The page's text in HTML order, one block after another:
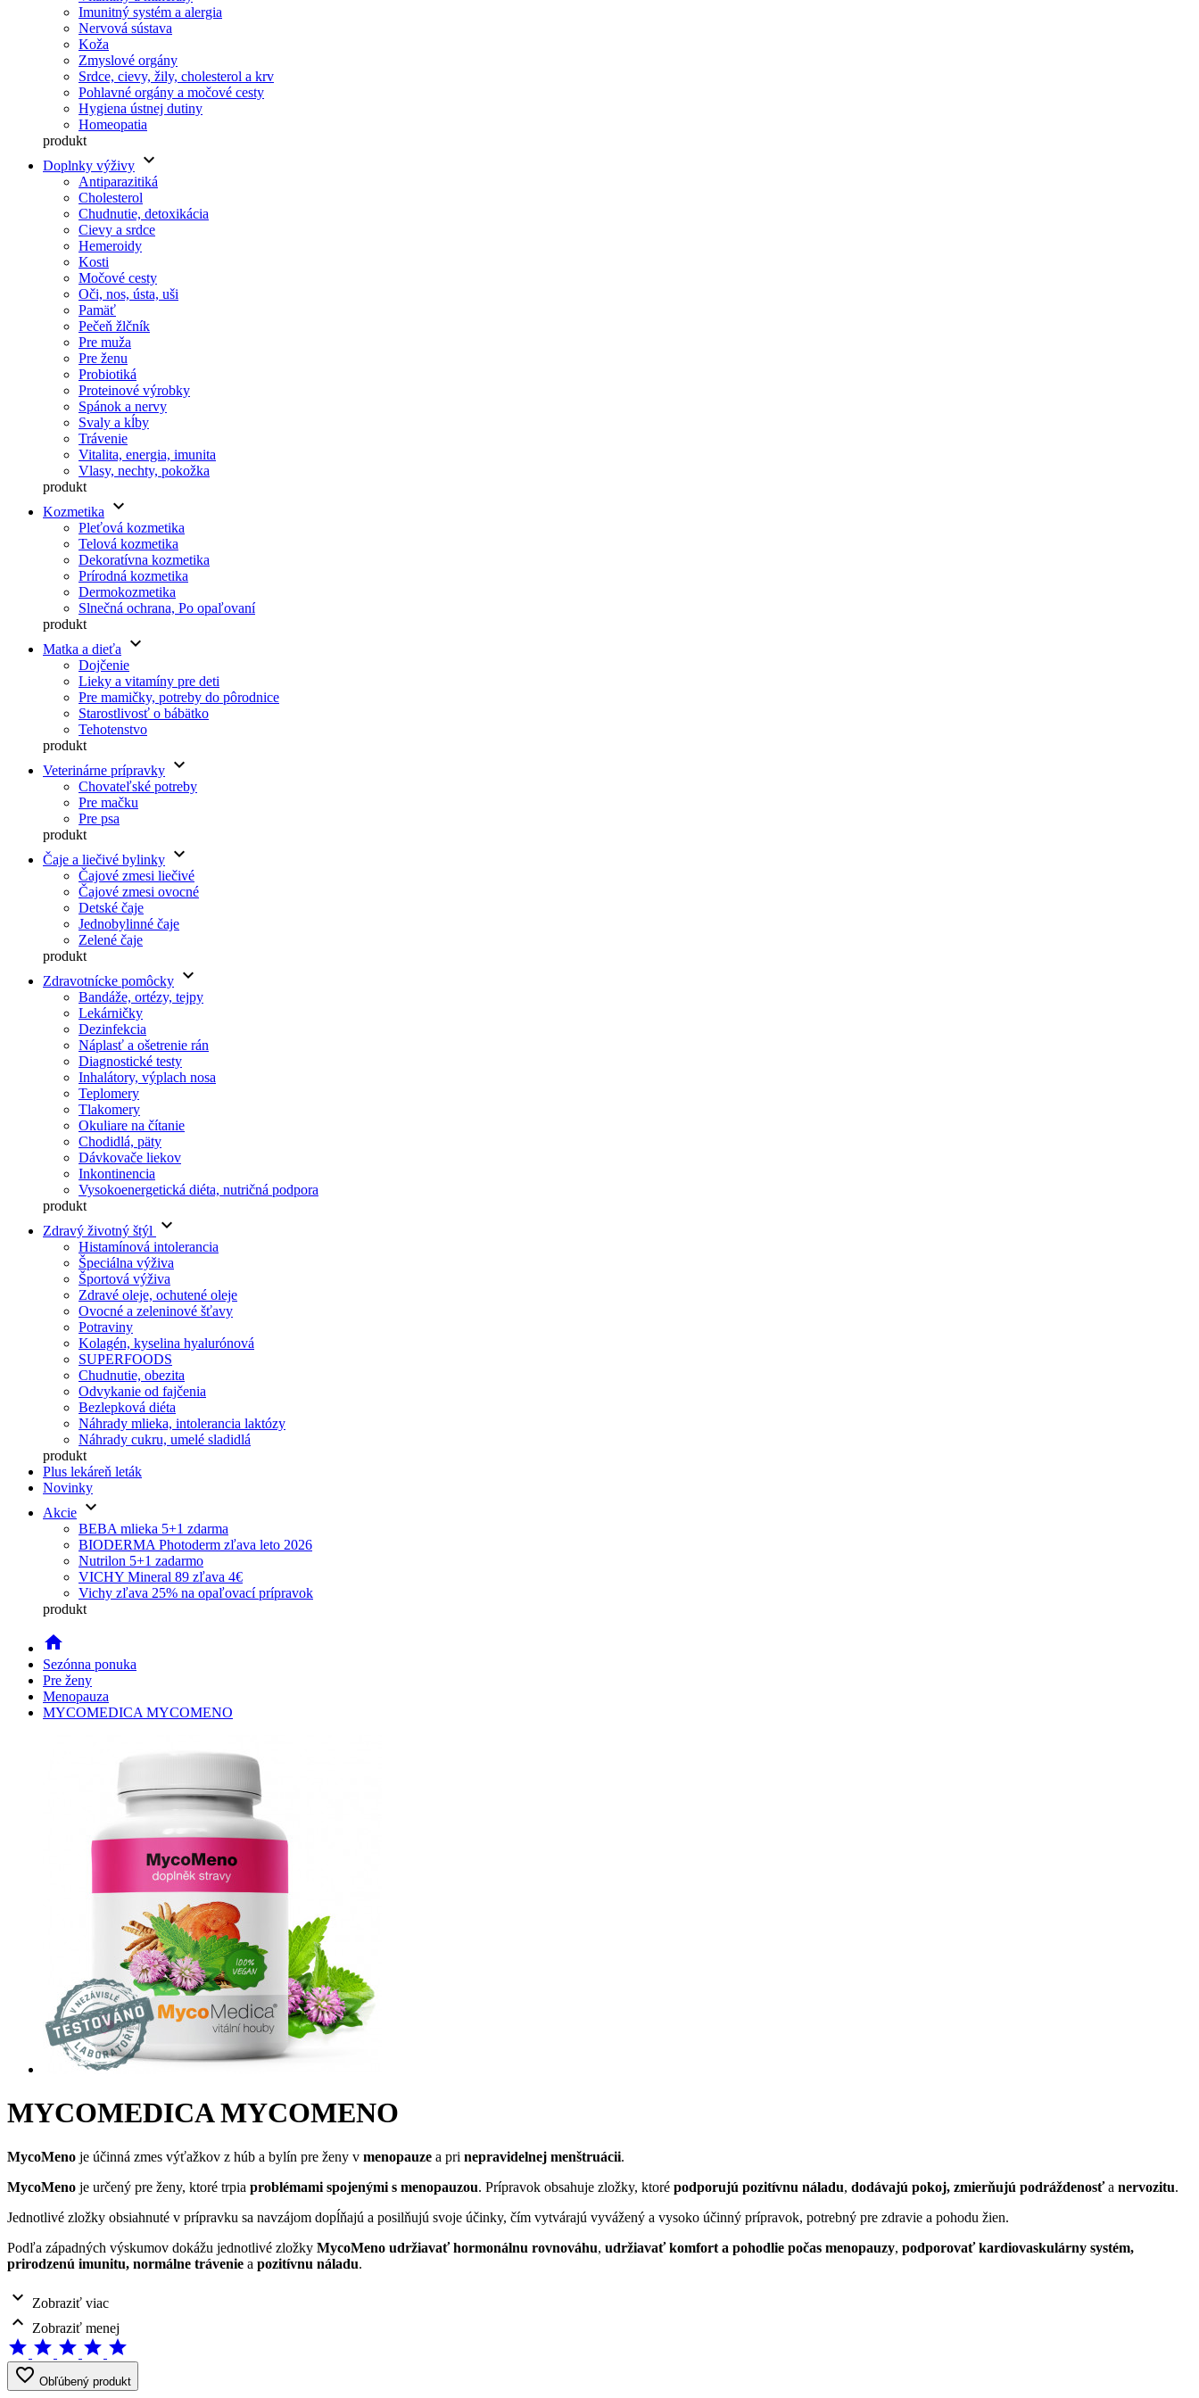
Imunitný systém a alergia
Nervová sústava
Koža
Zmyslové orgány
Srdce, cievy, žily, cholesterol a krv
Pohlavné orgány a močové cesty
Hygiena ústnej dutiny
Homeopatia
produkt
Doplnky výživy keyboard_arrow_down
Antiparazitiká
Cholesterol
Chudnutie, detoxikácia
Cievy a srdce
Hemeroidy
Kosti
Močové cesty
Oči, nos, ústa, uši
Pamäť
Pečeň žlčník
Pre muža
Pre ženu
Probiotiká
Proteinové výrobky
Spánok a nervy
Svaly a kĺby
Trávenie
Vitalita, energia, imunita
Vlasy, nechty, pokožka
produkt
Kozmetika
keyboard_arrow_down
Pleťová kozmetika
Telová kozmetika
Dekoratívna kozmetika
Prírodná kozmetika
Dermokozmetika
Slnečná ochrana, Po opaľovaní
produkt
Matka a dieťa
keyboard_arrow_down
Dojčenie
Lieky a vitamíny pre deti
Pre mamičky, potreby do pôrodnice
Starostlivosť o bábätko
Tehotenstvo
produkt
Veterinárne prípravky keyboard_arrow_down
Chovateľské potreby
Pre mačku
Pre psa
produkt
Čaje a liečivé bylinky keyboard_arrow_down
Čajové zmesi liečivé
Čajové zmesi ovocné
Detské čaje
Jednobylinné čaje
Zelené čaje
produkt
Zdravotnícke pomôcky keyboard_arrow_down
Bandáže, ortézy, tejpy
Lekárničky
Dezinfekcia
Náplasť a ošetrenie rán
Diagnostické testy
Inhalátory, výplach nosa
Teplomery
Tlakomery
Okuliare na čítanie
Chodidlá, päty
Dávkovače liekov
Inkontinencia
Vysokoenergetická diéta, nutričná podpora
produkt
Zdravý životný štýl
keyboard_arrow_down
Histamínová intolerancia
Špeciálna výživa
Športová výživa
Zdravé oleje, ochutené oleje
Ovocné a zeleninové šťavy
Potraviny
Kolagén, kyselina hyalurónová
SUPERFOODS
Chudnutie, obezita
Odvykanie od fajčenia
Bezlepková diéta
Náhrady mlieka, intolerancia laktózy
Náhrady cukru, umelé sladidlá
produkt
Plus lekáreň leták
Novinky
Akcie keyboard_arrow_down
BEBA mlieka 5+1 zdarma
BIODERMA Photoderm zľava leto 2026
Nutrilon 5+1 zadarmo
VICHY Mineral 89 zľava 4€
Vichy zľava 25% na opaľovací prípravok
produkt
home
Sezónna ponuka
Pre ženy
Menopauza
MYCOMEDICA MYCOMENO
MYCOMEDICA MYCOMENO
MycoMeno je účinná zmes výťažkov z húb a bylín pre ženy v menopauze a pri nepravidelnej menštruácii.
MycoMeno je určený pre ženy, ktoré trpia problémami spojenými s menopauzou. Prípravok obsahuje zložky, ktoré podporujú pozitívnu náladu, dodávajú pokoj, zmierňujú podráždenosťa nervozitu.
Jednotlivé zložky obsiahnuté v prípravku sa navzájom dopĺňajú a posilňujú svoje účinky, čím vytvárajú vyvážený a vysoko účinný prípravok, potrebný pre zdravie a pohodu žien.
Podľa západných výskumov dokážu jednotlivé zložky MycoMeno udržiavať hormonálnu rovnováhu, udržiavať komfort a pohodlie počas menopauzy, podporovať kardiovaskulárny systém,
prirodzenú imunitu, normálne trávenie a pozitívnu náladu.
expand_more Zobraziť viac
expand_less Zobraziť menej
star star star star star
favorite_border Obľúbený produkt